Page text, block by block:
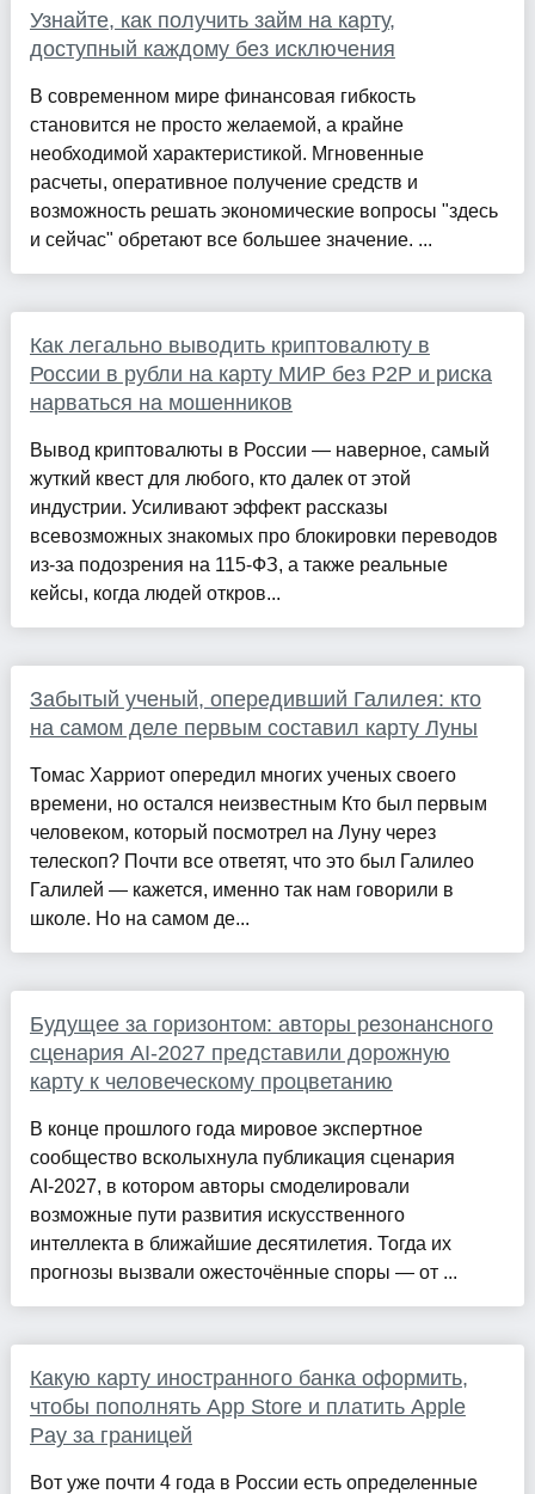
Узнайте, как получить займ на карту,
доступный каждому без исключения
В современном мире финансовая гибкость
становится не просто желаемой, а крайне
необходимой характеристикой. Мгновенные
расчеты, оперативное получение средств и
возможность решать экономические вопросы "здесь
и сейчас" обретают все большее значение. ...
Как легально выводить криптовалюту в
России в рубли на карту МИР без P2P и риска
нарваться на мошенников
Вывод криптовалюты в России — наверное, самый
жуткий квест для любого, кто далек от этой
индустрии. Усиливают эффект рассказы
всевозможных знакомых про блокировки переводов
из-за подозрения на 115-ФЗ, а также реальные
кейсы, когда людей откров...
Забытый ученый, опередивший Галилея: кто
на самом деле первым составил карту Луны
Томас Харриот опередил многих ученых своего
времени, но остался неизвестным Кто был первым
человеком, который посмотрел на Луну через
телескоп? Почти все ответят, что это был Галилео
Галилей — кажется, именно так нам говорили в
школе. Но на самом де...
Будущее за горизонтом: авторы резонансного
сценария AI‑2027 представили дорожную
карту к человеческому процветанию
В конце прошлого года мировое экспертное
сообщество всколыхнула публикация сценария
AI‑2027, в котором авторы смоделировали
возможные пути развития искусственного
интеллекта в ближайшие десятилетия. Тогда их
прогнозы вызвали ожесточённые споры — от ...
Какую карту иностранного банка оформить,
чтобы пополнять App Store и платить Apple
Pay за границей
Вот уже почти 4 года в России есть определенные